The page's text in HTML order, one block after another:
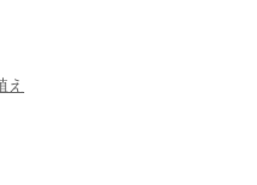
え